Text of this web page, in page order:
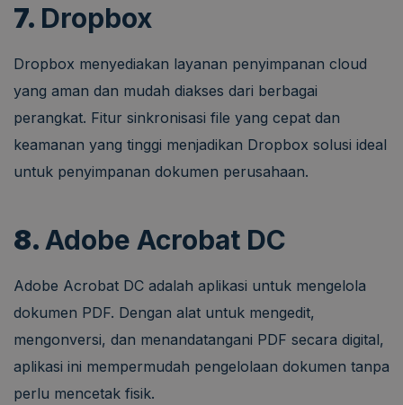
7. Dropbox
Dropbox menyediakan layanan penyimpanan cloud
yang aman dan mudah diakses dari berbagai
perangkat. Fitur sinkronisasi file yang cepat dan
keamanan yang tinggi menjadikan Dropbox solusi ideal
untuk penyimpanan dokumen perusahaan.
8. Adobe Acrobat DC
Adobe Acrobat DC adalah aplikasi untuk mengelola
dokumen PDF. Dengan alat untuk mengedit,
mengonversi, dan menandatangani PDF secara digital,
aplikasi ini mempermudah pengelolaan dokumen tanpa
perlu mencetak fisik.